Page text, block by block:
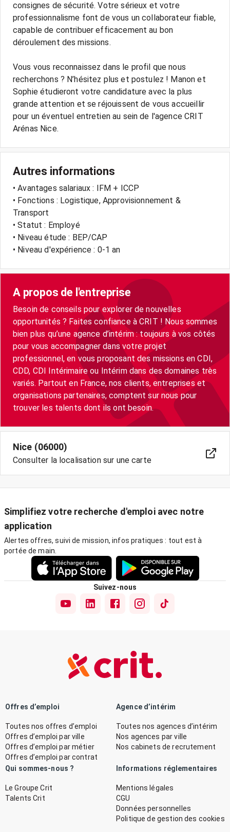
consignes de sécurité. Votre sérieux et votre
professionnalisme font de vous un collaborateur fiable,
capable de contribuer efficacement au bon
déroulement des missions.
Vous vous reconnaissez dans le profil que nous
recherchons ? N’hésitez plus et postulez ! Manon et
Sophie étudieront votre candidature avec la plus
grande attention et se réjouissent de vous accueillir
pour un éventuel entretien au sein de l'agence CRIT
Arénas Nice.
Autres informations
• Avantages salariaux : IFM + ICCP
• Fonctions : Logistique, Approvisionnement &
Transport
• Statut : Employé
• Niveau étude : BEP/CAP
• Niveau d'expérience : 0-1 an
A propos de l'entreprise
Besoin de conseils pour explorer de nouvelles
opportunités ? Faites confiance à CRIT ! Nous sommes
bien plus qu’une agence d’intérim : toujours à vos côtés
pour vous accompagner dans votre projet
professionnel, en vous proposant des missions en CDI,
CDD, CDI Intérimaire ou Intérim dans des domaines très
variés. Partout en France, nos clients, entreprises et
organisations partenaires, comptent sur nous pour
trouver les talents dont ils ont besoin.
Nice (06000)
Consulter la localisation sur une carte
Simplifiez votre recherche d'emploi avec notre
application
Alertes offres, suivi de mission, infos pratiques : tout est à
portée de main.
Suivez-nous
Offres d’emploi
Toutes nos offres d’emploi
Offres d’emploi par ville
Offres d’emploi par métier
Offres d’emploi par contrat
Agence d’intérim
Toutes nos agences d’intérim
Nos agences par ville
Nos cabinets de recrutement
Qui sommes-nous ?
Le Groupe Crit
Talents Crit
Informations réglementaires
Mentions légales
CGU
Données personnelles
Politique de gestion des cookies